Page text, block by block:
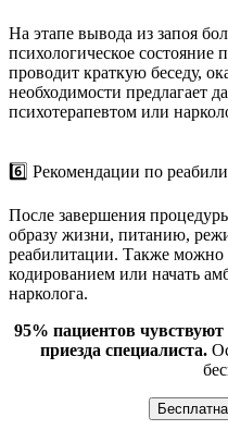
На этапе вывода из запоя
психологическое
проводит краткую беседу,
необходимости предлагает
психотерапевтом или
6️⃣ Рекомендации по
После завершения
образу жизни, питанию,
реабилитации. Также можно
кодированием или начать
нарколога.
95% пациентов чувствуют
приезда специалиста.